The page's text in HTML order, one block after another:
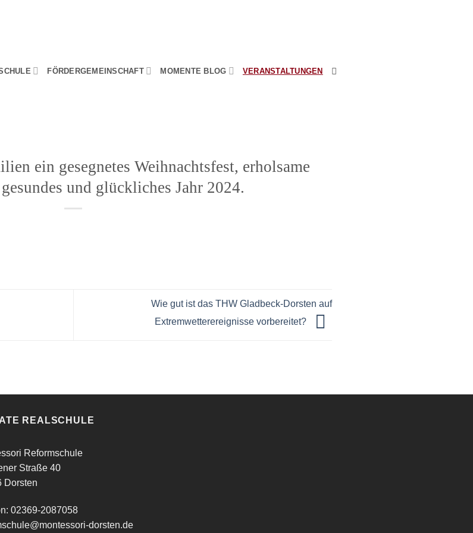
FÖRDERGEMEINSCHAFT MOMENTE BLOG VERANSTALTUNGEN
ein gesegnetes Weihnachtsfest, erholsame
und glückliches Jahr 2024.
Wie gut ist das THW Gladbeck-Dorsten auf
Extremwetterereignisse vorbereitet?
REALSCHULE
Reformschule
Straße 40
Dorsten
02369-2087058
dorsten.de